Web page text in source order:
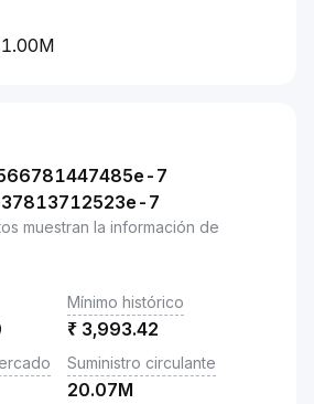
7
7
muestran la información de
Mínimo histórico
₹ 3,993.42
Suministro circulante
20.07M